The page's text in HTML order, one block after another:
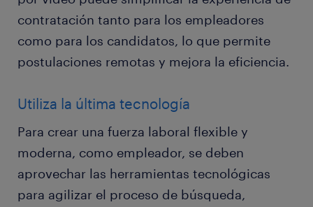
contratación tanto para los empleadores
como para los candidatos, lo que permite
postulaciones remotas y mejora la eficiencia.
Utiliza la última tecnología
Para crear una fuerza laboral flexible y
moderna, como empleador, se deben
aprovechar las herramientas tecnológicas
para agilizar el proceso de búsqueda,